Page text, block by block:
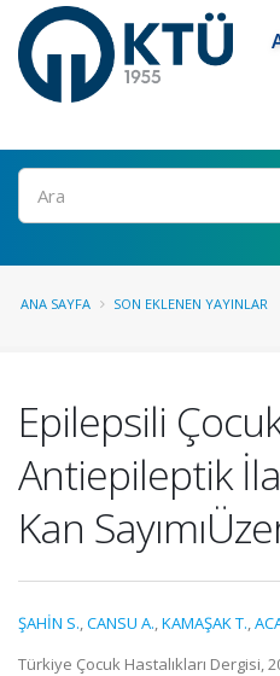
Ara
ANA SAYFA SON EKLENEN YAYINLAR
Epilepsili
Antiepileptik
Kan
ŞAHİN S.,CANSU A.,KAMAŞAK T.,
Türkiye Çocuk Hastalıkları Dergisi,